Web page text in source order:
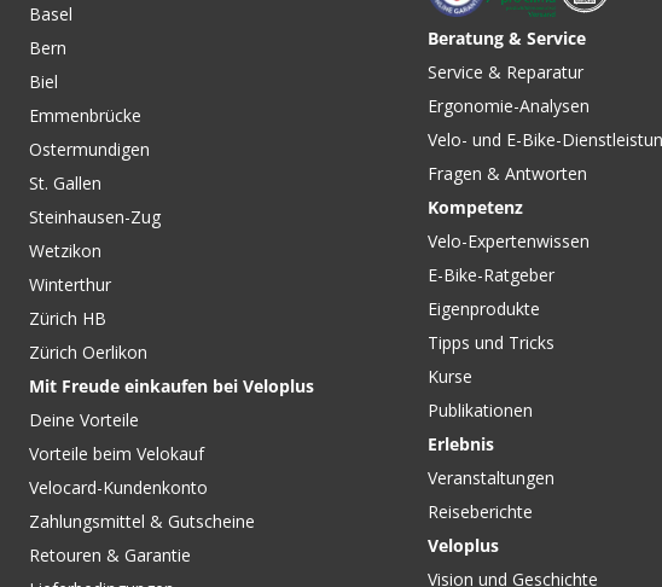
CHF 6.90
HUTMUTTER 3/8" für
Vollachsnaben von
SHIMANO
CHF 7.90
HUTMUTTER M10 x 1 für
Vollachsnaben / silber von
ROHLOFF
Basel
Bern
Biel
Emmenbrücke
Ostermundigen
St. Gallen
Steinhausen-Zug
Wetzikon
Winterthur
Zürich HB
Zürich Oerlikon
Mit Freude einkaufen bei Veloplus
Deine Vorteile
Vorteile beim Velokauf
Velocard-Kundenkonto
Zahlungsmittel & Gutscheine
Retouren & Garantie
Beratung & Service
Service & Reparatur
Ergonomie-Analysen
Velo- und E-Bike-
Fragen & Antworten
Kompetenz
Velo-Expertenwissen
E-Bike-Ratgeber
Eigenprodukte
Tipps und Tricks
Kurse
Publikationen
Erlebnis
Veranstaltungen
Reiseberichte
Veloplus
Vision und Geschichte